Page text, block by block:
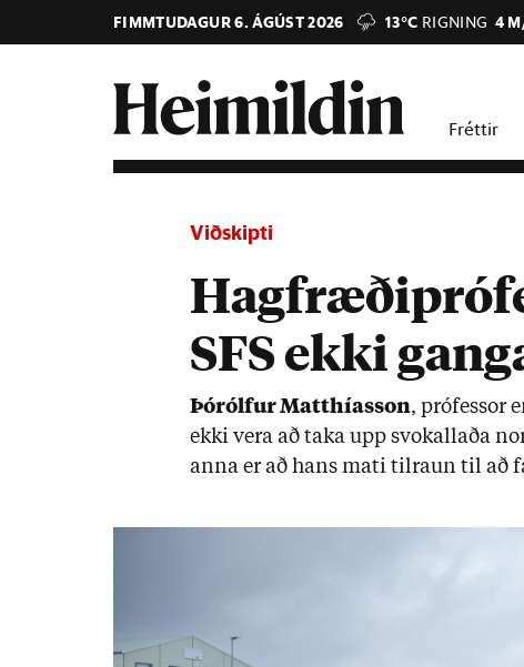
FIMMTUDAGUR 6. ÁGÚST 2026 13°C RIGNING 4
Fréttir
Viðskipti
SFS ekki
Þórólf­ur Matth­ías­son, pró­fess­or
ekki vera að taka upp svo­kall­aða
anna er að hans mati til­raun til að